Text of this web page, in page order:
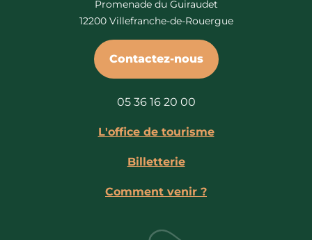
Promenade du Guiraudet
12200 Villefranche-de-Rouergue
Contactez-nous
05 36 16 20 00
L'office de tourisme
Billetterie
Comment venir ?